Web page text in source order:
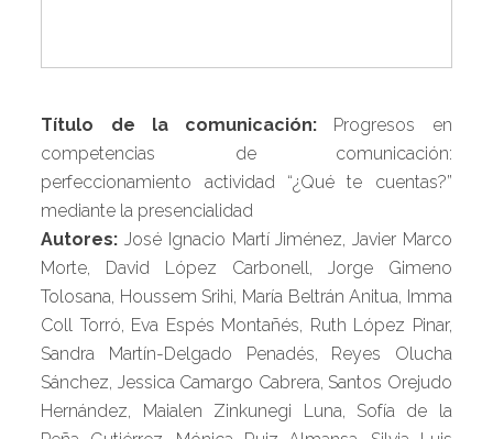
Título de la comunicación: Progresos en
competencias de comunicación:
perfeccionamiento actividad “¿Qué te cuentas?”
mediante la presencialidad
Autores: José Ignacio Martí Jiménez, Javier Marco
Morte, David López Carbonell, Jorge Gimeno
Tolosana, Houssem Srihi, María Beltrán Anitua, Imma
Coll Torró, Eva Espés Montañés, Ruth López Pinar,
Sandra Martín-Delgado Penadés, Reyes Olucha
Sánchez, Jessica Camargo Cabrera, Santos Orejudo
Hernández, Maialen Zinkunegi Luna, Sofía de la